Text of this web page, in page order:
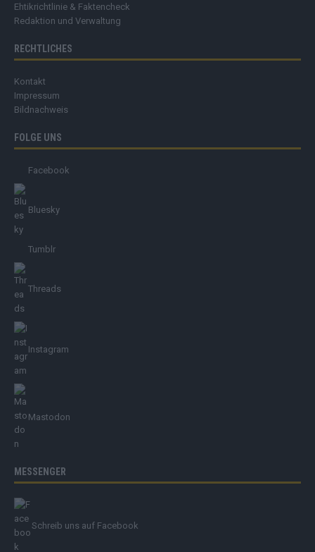
Ehtikrichtlinie & Faktencheck
Redaktion und Verwaltung
RECHTLICHES
Kontakt
Impressum
Bildnachweis
FOLGE UNS
Facebook
Bluesky
Tumblr
Threads
Instagram
Mastodon
MESSENGER
Schreib uns auf Facebook